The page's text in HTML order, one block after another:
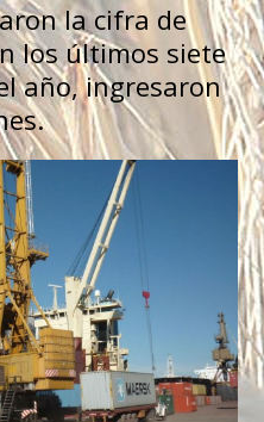
la cifra de
los últimos siete
año, ingresaron